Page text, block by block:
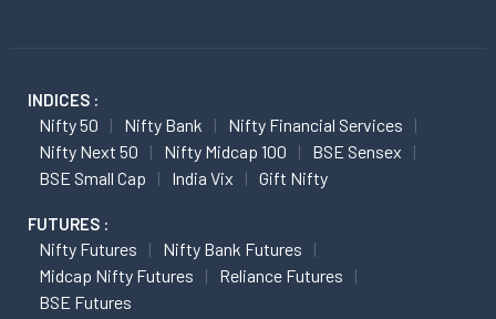
INDICES :
Nifty 50 Nifty Bank
Nifty Financial Services
Nifty Next 50
Nifty Midcap 100
BSE Sensex
BSE Small Cap
India Vix Gift Nifty
FUTURES :
Nifty Futures
Nifty Bank Futures
Midcap Nifty Futures
Reliance Futures
BSE Futures